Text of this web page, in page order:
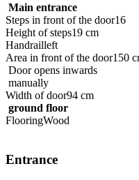
Main entrance
Steps in front of the door16
Height of steps19 cm
Handrailleft
Area in front of the door150
Door opens inwards
manually
Width of door94 cm
ground floor
FlooringWood
Entrance